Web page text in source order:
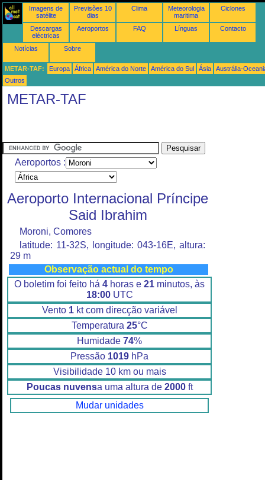
Imagens de
satélite
Previsões 10
dias
Clima
Meteorologia
maritima
Ciclones
Descargas
eléctricas
Aeroportos FAQ Línguas Contacto
Notícias Sobre
METAR-TAF: Europa África América do Norte América do Sul Ásia
Austrália-
Outros
METAR-TAF
Aeroportos :
Aeroporto Internacional Príncipe
Said Ibrahim
Moroni, Comores
latitude: 11-32S, longitude: 043-16E, altura:
29 m
Observação actual do tempo
O boletim foi feito há 4 horas e 21 minutos, às
18:00UTC
Vento 1kt com direcção variável
Temperatura 25°C
Humidade 74%
Pressão 1019 hPa
Visibilidade 10 km ou mais
Poucas nuvensa uma altura de 2000ft
Mudar unidades